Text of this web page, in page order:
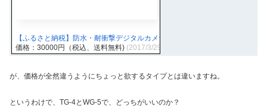
【ふるさと納税】防水・耐衝撃デジタルカメラ ケンコー DSC1480DW
価格：30000円（税込、送料無料) (2017/3/29時点)
が、価格が全然違うようにちょっと欲するタイプとは違いますね。
というわけで、TG-4とWG-5で、どっちがいいのか？